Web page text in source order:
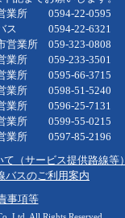
0594-22-0595
22-6321
所 059-323-0808
業所 059-233-3501
業所 0595-66-3715
業所 0598-51-5240
0596-25-7131
0599-55-0215
0597-85-2196
（サービス提供路線等）
バスのご利用案内
事項等